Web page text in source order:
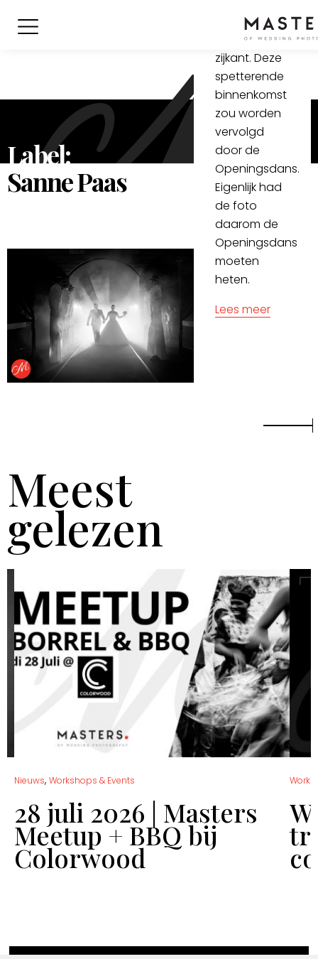
Label:
Sanne Paas
‘wachters’
aan de
zijkant. Deze
spetterende
binnenkomst
zou worden
vervolgd
door de
Openingsdans.
Eigenlijk had
de foto
daarom de
Openingsdans
moeten
heten.
Lees meer
Meest
gelezen
Nieuws, Workshops & Events
28 juli 2026 | Masters
Meetup + BBQ bij
Colorwood